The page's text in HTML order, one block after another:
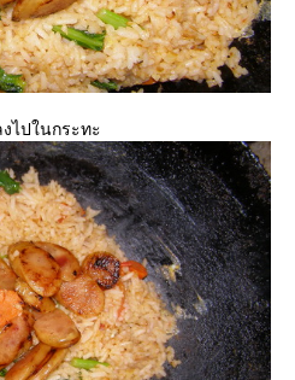
ไปในกระทะ